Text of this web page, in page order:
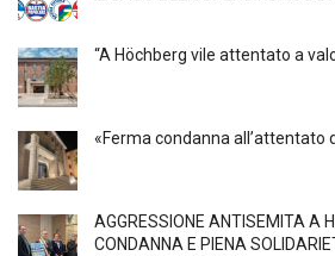
“A Höchberg vile attentato a
«Ferma condanna all’attentato
AGGRESSIONE ANTISEMITA A
CONDANNA E PIENA